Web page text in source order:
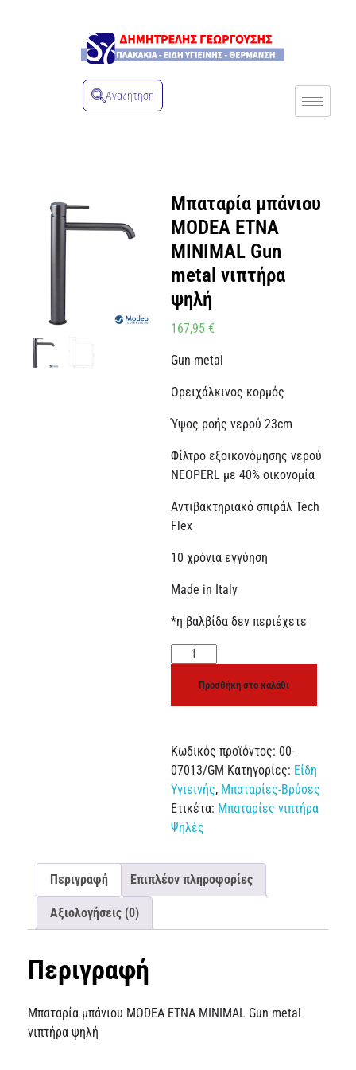
Αναζήτηση
Μπαταρία μπάνιου
MODEA ETNA
MINIMAL Gun
metal νιπτήρα
ψηλή
167,95 €
Gun metal
Ορειχάλκινος κορμός
Ύψος ροής νερού 23cm
Φίλτρο εξοικονόμησης νερού
NEOPERL με 40% οικονομία
Αντιβακτηριακό σπιράλ Tech
Flex
10 χρόνια εγγύηση
Made in Italy
*η βαλβίδα δεν περιέχετε
Προσθήκη στο καλάθι
Κωδικός προϊόντος: 00-
07013/GM Κατηγορίες: Είδη
Υγιεινής, Μπαταρίες-Βρύσες
Ετικέτα: Μπαταρίες νιπτήρα
Ψηλές
Περιγραφή Επιπλέον πληροφορίες
Αξιολογήσεις (0)
Περιγραφή
Μπαταρία μπάνιου MODEA ETNA MINIMAL Gun metal
νιπτήρα ψηλή